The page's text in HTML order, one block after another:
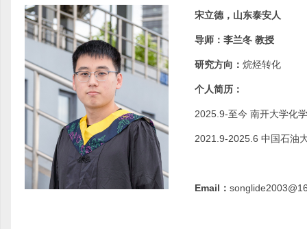
宋立德，山东泰安人
导师：李兰冬 教授
研究方向： 烷烃转化
个人简历：
2025.9-至今 南开大学化
2021.9-2025.6 中国石油
Email：